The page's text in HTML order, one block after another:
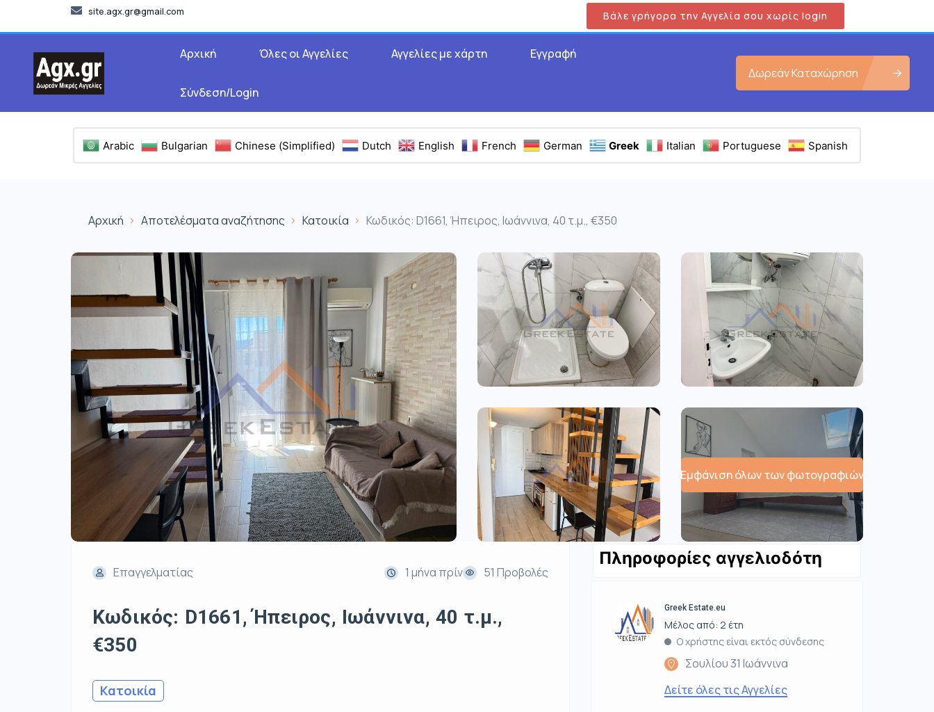
site.agx.gr@gmail.com Βάλε γρήγορα την Αγγελία σου χωρίς login
Αρχική Όλες οι Αγγελίες Αγγελίες με χάρτη Εγγραφή
Σύνδεση/Login
Δωρεάν Καταχώρηση
Arabic Bulgarian Chinese (Simplified) Dutch English French German Greek Italian Portuguese Spanish
Αρχική Αποτελέσματα αναζήτησης Κατοικία Κωδικός: D1661, Ήπειρος, Ιωάννινα, 40 τ.μ., €350
Εμφάνιση όλων των φωτογραφιών
Επαγγελματίας 1 μήνα πρίν 51 Προβολές
Κωδικός: D1661, Ήπειρος, Ιωάννινα, 40 τ.μ.,
€350
Κατοικία
Πληροφορίες αγγελιοδότη
Greek Estate.eu
Μέλος από: 2 έτη
Ο χρήστης είναι εκτός σύνδεσης
Σουλίου 31 Ιωάννινα
Δείτε όλες τις Αγγελίες